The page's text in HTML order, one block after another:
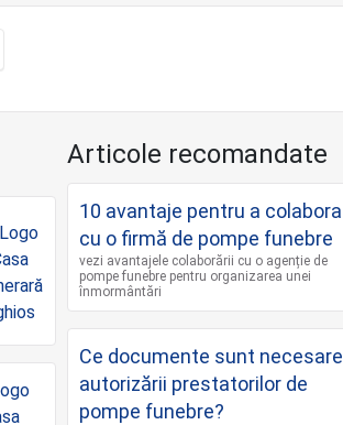
Articole recomandate
10 avantaje pentru a colabora
cu o firmă de pompe funebre
vezi avantajele colaborării cu o agenție de
pompe funebre pentru organizarea unei
înmormântări
Ce documente sunt necesare
autorizării prestatorilor de
pompe funebre?